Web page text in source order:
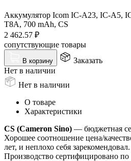
Аккумулятор Icom IC-A23, IC-A5,
T8A, 700 mAh, CS
2 462.57 ₽
сопутствующие товары
В корзину
Заказать
Нет в наличии
Нет в наличии
О товаре
Характеристики
CS (Cameron Sino) — бюджетная
Хорошее соотношение цена/
лет, и неплохо себя зарекомендовал.
Производство сертифицировано по